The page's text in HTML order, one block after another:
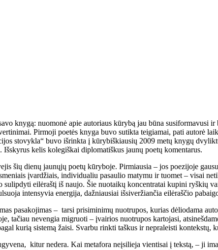
knygą: nuomonė apie autoriaus kūrybą jau būna
Pirmoji poetės knyga buvo sutikta teigiamai, pati autorė
stovykla“ buvo išrinkta į kūrybiškiausių 2009 metų knygų
kelis kolegiškai diplomatiškus jaunų poetų komentarus.
šių dienų jaunųjų poetų kūryboje. Pirmiausia – jos poezijoje
įvardžiais, individualiu pasaulio matymu ir tuomet – visai
sulipdyti eilėraštį iš naujo. Šie nuotaikų koncentratai kupini ryškių
intensyvia energija, dažniausiai išsiveržiančia eilėraščio
pasakojimas – tarsi prisiminimų nuotrupos, kurias dėliodama
tačiau nevengia migruoti – įvairios nuotrupos kartojasi,
kurią sistemą žaisi. Svarbu rinkti taškus ir nepraleisti kontekstų,
kitur nedera. Kai metafora neįsilieja vientisai į tekstą, – ji